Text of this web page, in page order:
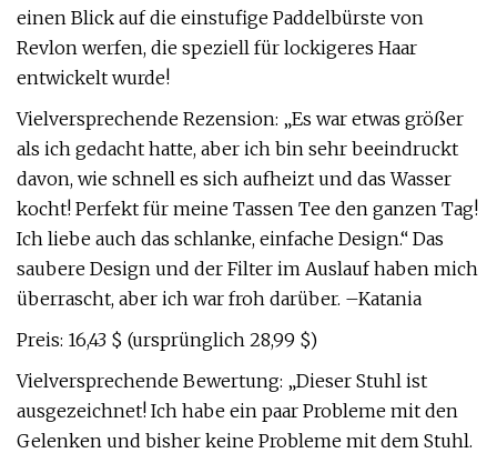
einen Blick auf die einstufige Paddelbürste von
Revlon werfen, die speziell für lockigeres Haar
entwickelt wurde!
Vielversprechende Rezension: „Es war etwas größer
als ich gedacht hatte, aber ich bin sehr beeindruckt
davon, wie schnell es sich aufheizt und das Wasser
kocht! Perfekt für meine Tassen Tee den ganzen Tag!
Ich liebe auch das schlanke, einfache Design.“ Das
saubere Design und der Filter im Auslauf haben mich
überrascht, aber ich war froh darüber. –Katania
Preis: 16,43 $ (ursprünglich 28,99 $)
Vielversprechende Bewertung: „Dieser Stuhl ist
ausgezeichnet! Ich habe ein paar Probleme mit den
Gelenken und bisher keine Probleme mit dem Stuhl.